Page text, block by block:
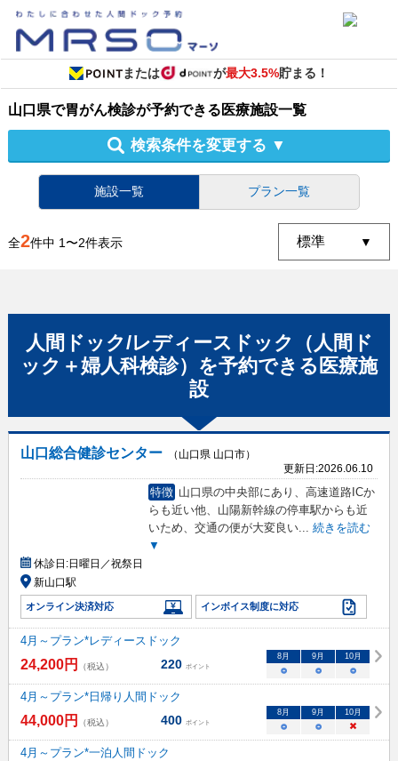
または が最大3.5%貯まる！
山口県で胃がん検診が予約できる医療施設一覧
検索条件を変更する ▼
施設一覧 プラン一覧
全2件中 1〜2件表示
人間ドック/レディースドック（人間ド
ック＋婦人科検診） を予約できる 医療施
設
山口総合健診センター
（山口県 山口市）
更新日:2026.06.10
特徴 山口県の中央部にあり、高速道路ICか
らも近い他、山陽新幹線の停車駅からも近
いため、交通の便が大変良い... 続きを読む
▼
休診日:日曜日／祝祭日
新山口駅
オンライン決済対応 インボイス制度に対応
4月～プラン*レディースドック
24,200円 （税込） 220 ポイント
8月 9月 10月
○ ○ ○
4月～プラン*日帰り人間ドック
44,000円 （税込） 400 ポイント
8月 9月 10月
○ ○ ×
4月～プラン*一泊人間ドック